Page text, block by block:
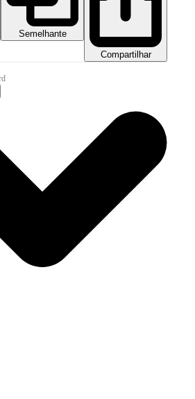
Semelhante
Compartilhar